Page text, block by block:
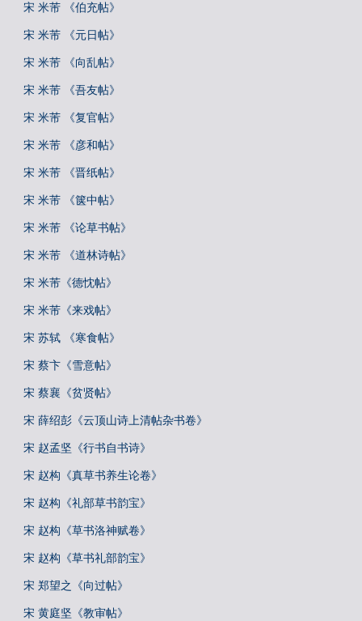
宋 米芾 《伯充帖》
宋 米芾 《元日帖》
宋 米芾 《向乱帖》
宋 米芾 《吾友帖》
宋 米芾 《复官帖》
宋 米芾 《彦和帖》
宋 米芾 《晋纸帖》
宋 米芾 《箧中帖》
宋 米芾 《论草书帖》
宋 米芾 《道林诗帖》
宋 米芾《德忱帖》
宋 米芾《来戏帖》
宋 苏轼 《寒食帖》
宋 蔡卞《雪意帖》
宋 蔡襄《贫贤帖》
宋 薛绍彭《云顶山诗上清帖杂书卷》
宋 赵孟坚《行书自书诗》
宋 赵构《真草书养生论卷》
宋 赵构《礼部草书韵宝》
宋 赵构《草书洛神赋卷》
宋 赵构《草书礼部韵宝》
宋 郑望之《向过帖》
宋 黄庭坚《教审帖》